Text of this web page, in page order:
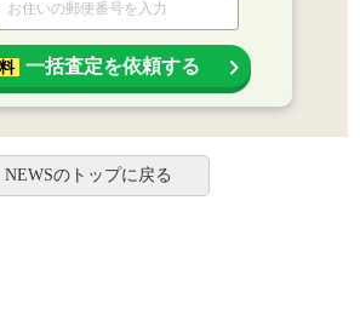
一括査定を依頼する
NEWSのトップに戻る